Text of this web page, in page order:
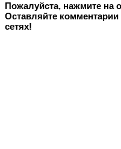
Пожалуйста, нажмите на
Оставляйте
сетях!